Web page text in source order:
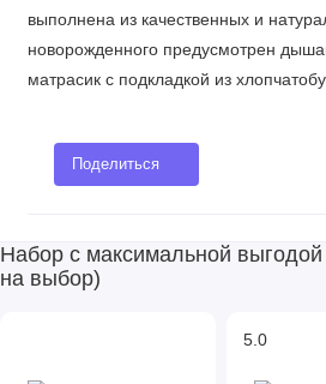
выполнена из качественных и
новорожденного предусмотрен
матрасик с подкладкой из
Поделиться
Набор с максимальной
на выбор)
5.0